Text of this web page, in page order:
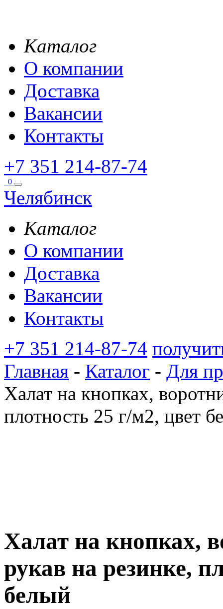
Каталог
О компании
Доставка
Вакансии
Контакты
+7 351 214-87-74
0
Челябинск
Каталог
О компании
Доставка
Вакансии
Контакты
+7 351 214-87-74
Главная - Каталог - Для
Халат на кнопках,
плотность 25 г/м2, цвет
Халат на кнопках,
рукав на резинке,
белый